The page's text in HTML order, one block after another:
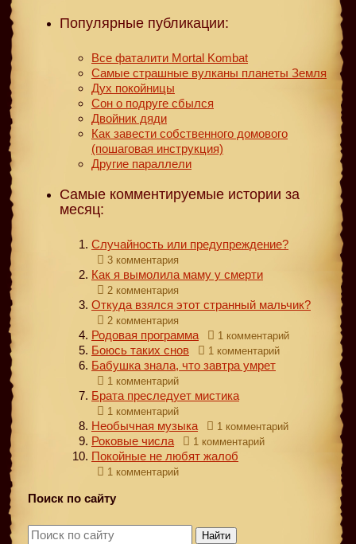
Популярные публикации:
Все фаталити Mortal Kombat
Самые страшные вулканы планеты Земля
Дух покойницы
Сон о подруге сбылся
Двойник дяди
Как завести собственного домового
(пошаговая инструкция)
Другие параллели
Самые комментируемые истории за
месяц:
Случайность или предупреждение?
3 комментария
Как я вымолила маму у смерти
2 комментария
Откуда взялся этот странный мальчик?
2 комментария
Родовая программа 1 комментарий
Боюсь таких снов 1 комментарий
Бабушка знала, что завтра умрет
1 комментарий
Брата преследует мистика
1 комментарий
Необычная музыка 1 комментарий
Роковые числа 1 комментарий
Покойные не любят жалоб
1 комментарий
Поиск по сайту
Найти